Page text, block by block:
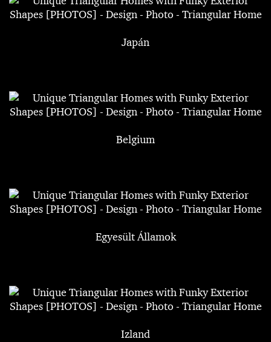
Japán
Belgium
Egyesült Államok
Izland